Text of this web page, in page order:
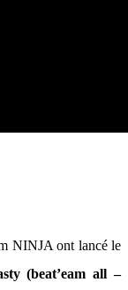
NINJA ont lancé le
(beat’eam all –